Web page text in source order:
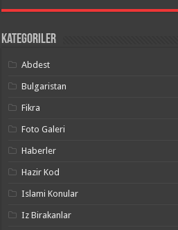
Kategoriler
Abdest
Bulgaristan
Fikra
Foto Galeri
Haberler
Hazir Kod
Islami Konular
Iz Birakanlar